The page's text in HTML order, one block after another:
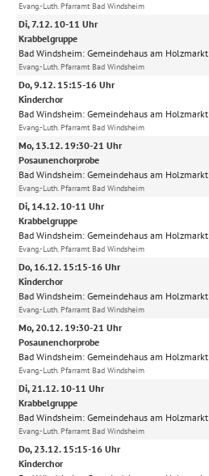
Evang.-Luth. Pfarramt Bad Windsheim
Di, 7.12. 10-11 Uhr
Krabbelgruppe
Bad Windsheim: Gemeindehaus am Holzmarkt
Evang.-Luth. Pfarramt Bad Windsheim
Do, 9.12. 15:15-16 Uhr
Kinderchor
Bad Windsheim: Gemeindehaus am Holzmarkt
Evang.-Luth. Pfarramt Bad Windsheim
Mo, 13.12. 19:30-21 Uhr
Posaunenchorprobe
Bad Windsheim: Gemeindehaus am Holzmarkt
Evang.-Luth. Pfarramt Bad Windsheim
Di, 14.12. 10-11 Uhr
Krabbelgruppe
Bad Windsheim: Gemeindehaus am Holzmarkt
Evang.-Luth. Pfarramt Bad Windsheim
Do, 16.12. 15:15-16 Uhr
Kinderchor
Bad Windsheim: Gemeindehaus am Holzmarkt
Evang.-Luth. Pfarramt Bad Windsheim
Mo, 20.12. 19:30-21 Uhr
Posaunenchorprobe
Bad Windsheim: Gemeindehaus am Holzmarkt
Evang.-Luth. Pfarramt Bad Windsheim
Di, 21.12. 10-11 Uhr
Krabbelgruppe
Bad Windsheim: Gemeindehaus am Holzmarkt
Evang.-Luth. Pfarramt Bad Windsheim
Do, 23.12. 15:15-16 Uhr
Kinderchor